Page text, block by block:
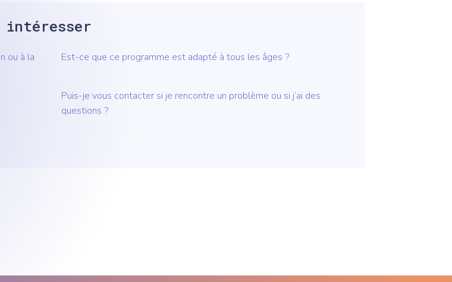
intéresser
ou à la
Est-ce que ce programme est adapté à tous les âges ?
Puis-je vous contacter si je rencontre un problème ou si j’ai des
questions ?